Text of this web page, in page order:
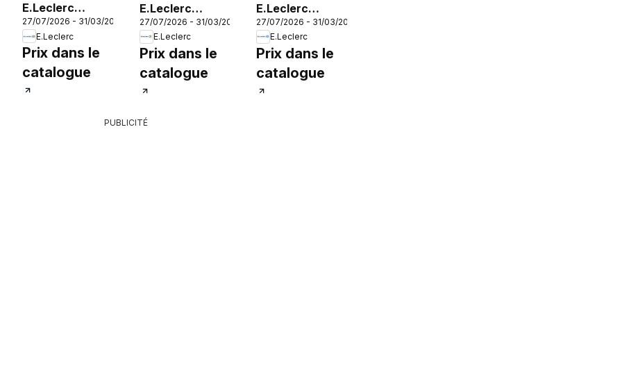
E.Leclerc
Voyages AH
2026/2027
27/07/2026 - 31/03/2027
E.Leclerc
Prix dans le
catalogue
E.Leclerc
Voyages AH
2026/2027
27/07/2026 - 31/03/2027
E.Leclerc
Prix dans le
catalogue
E.Leclerc
Voyages AH
2026/2027
27/07/2026 - 31/03/2027
E.Leclerc
Prix dans le
catalogue
PUBLICITÉ